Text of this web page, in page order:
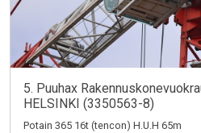
5. Puuhax
HELSINKI (3350563-8)
Potain 365 16t (tencon) H.U.H 65m